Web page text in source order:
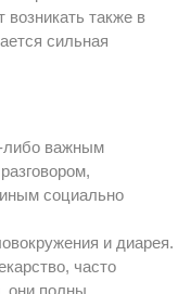
возникать также в
сильная
либо важным
социально
и диарея.
часто
они полны